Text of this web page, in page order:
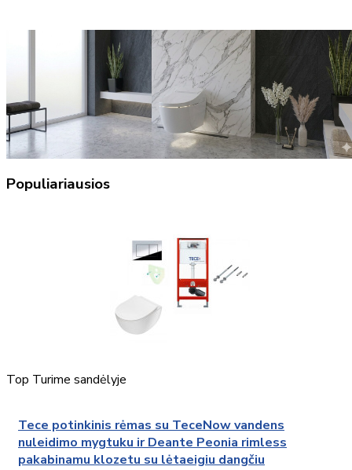
Populiariausios
Top Turime sandėlyje
Tece potinkinis rėmas su TeceNow vandens
nuleidimo mygtuku ir Deante Peonia rimless
pakabinamu klozetu su lėtaeigiu dangčiu